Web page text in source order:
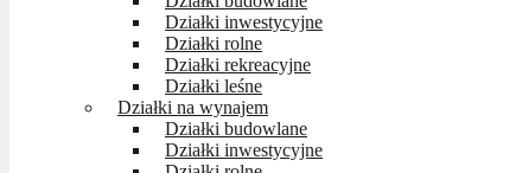
Działki inwestycyjne
Działki rolne
Działki rekreacyjne
Działki leśne
Działki na wynajem
Działki budowlane
Działki inwestycyjne